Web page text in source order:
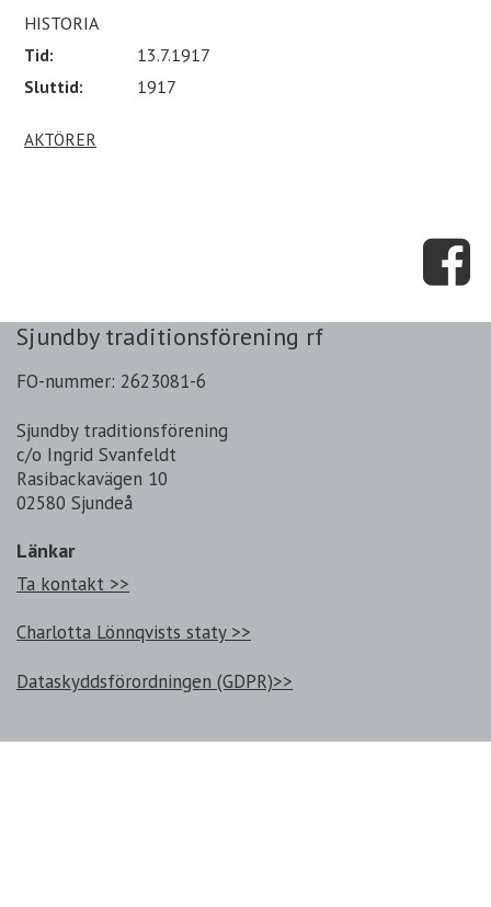
HISTORIA
Tid:
13.7.1917
Sluttid:
1917
AKTÖRER
Sjundby traditionsförening rf
FO-nummer: 2623081-6
Sjundby traditionsförening
c/o Ingrid Svanfeldt
Rasibackavägen 10
02580 Sjundeå
Länkar
Ta kontakt >>
Charlotta Lönnqvists staty >>
Dataskyddsförordningen (GDPR)>>